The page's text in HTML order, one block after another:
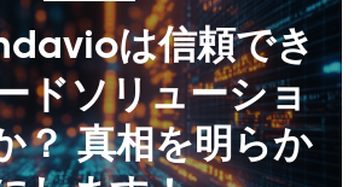
は信頼でき
ドソリューショ
？ 真相を明らか